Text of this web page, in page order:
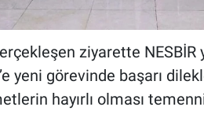
ziyarette
yeni görevinde başarı
hayırlı olması